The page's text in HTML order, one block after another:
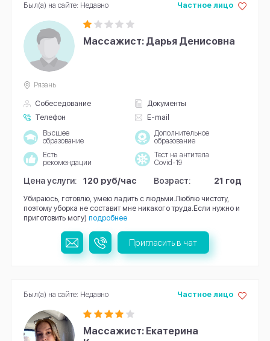
Массажист: Дарья Денисовна
Собеседование
Документы
Телефон
E-mail
Частное лицо
Рязань
Высшее
образование
Дополнительное
образование
Есть
рекомендации
Тест на антитела
Covid-19
Цена услуги: 120 руб/час Возраст: 21 год
Убираюсь, готовлю, умею ладить с людьми.Люблю чистоту,
поэтому уборка не составит мне никакого труда.Если нужно и
приготовить могу) подробнее
Был(а) на сайте: Недавно
Пригласить в чат
Массажист: Екатерина
Частное лицо
Был(а) на сайте: Недавно